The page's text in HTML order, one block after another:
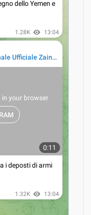
rivoluzione” di Paul
avesse annunciato
la grande guerra”
venturi